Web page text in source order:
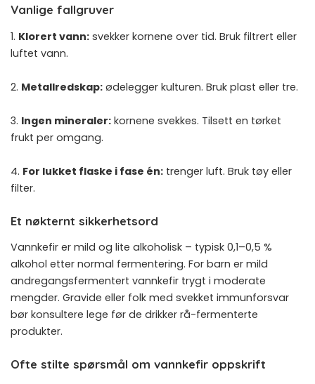
Vanlige fallgruver
1. Klorert vann: svekker kornene over tid. Bruk filtrert eller
luftet vann.
2. Metallredskap: ødelegger kulturen. Bruk plast eller tre.
3. Ingen mineraler: kornene svekkes. Tilsett en tørket
frukt per omgang.
4. For lukket flaske i fase én: trenger luft. Bruk tøy eller
filter.
Et nøkternt sikkerhetsord
Vannkefir er mild og lite alkoholisk – typisk 0,1–0,5 %
alkohol etter normal fermentering. For barn er mild
andregangsfermentert vannkefir trygt i moderate
mengder. Gravide eller folk med svekket immunforsvar
bør konsultere lege før de drikker rå-fermenterte
produkter.
Ofte stilte spørsmål om vannkefir oppskrift